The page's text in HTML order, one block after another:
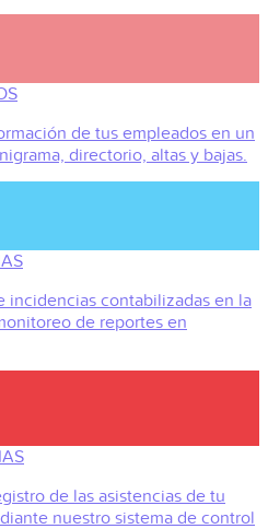
de tus empleados en un
directorio, altas y bajas.
incidencias contabilizadas en la
de reportes en
de las asistencias de tu
nuestro sistema de control